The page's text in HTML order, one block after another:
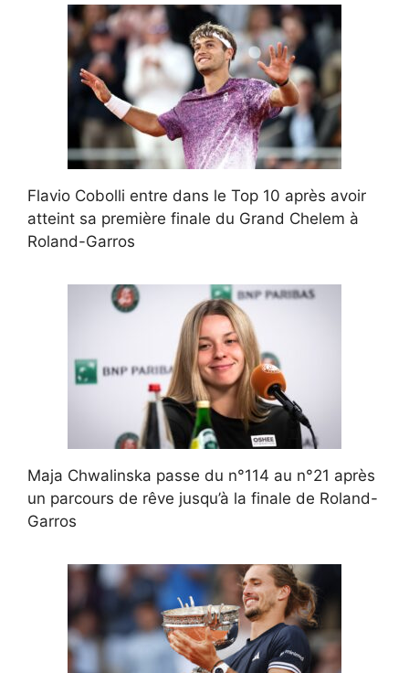
Flavio Cobolli entre dans le Top 10 après avoir
atteint sa première finale du Grand Chelem à
Roland-Garros
Maja Chwalinska passe du n°114 au n°21 après
un parcours de rêve jusqu’à la finale de Roland-
Garros